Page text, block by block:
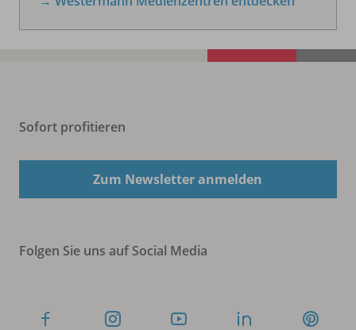
Sofort profitieren
Zum Newsletter anmelden
Folgen Sie uns auf Social Media